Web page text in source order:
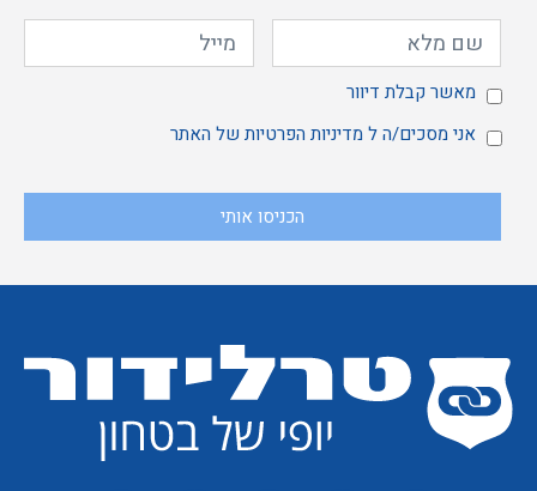
מאשר
קבלת
מאשר קבלת דיוור
אני
אני מסכים/ה ל מדיניות הפרטיות של האתר
הכניסו אותי